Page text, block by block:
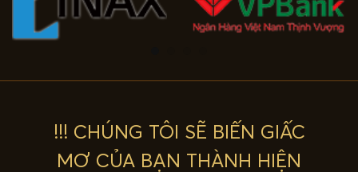
!!! CHÚNG TÔI SẼ BIẾN GIẤC
MƠ CỦA BẠN THÀNH HIỆN